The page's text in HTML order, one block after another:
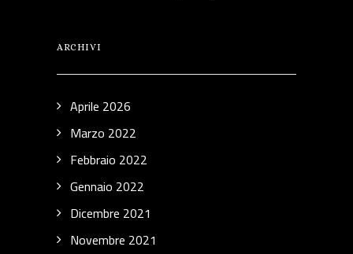
ARCHIVI
Aprile 2026
Marzo 2022
Febbraio 2022
Gennaio 2022
Dicembre 2021
Novembre 2021